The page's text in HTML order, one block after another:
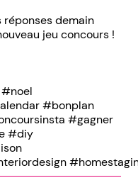
réponses demain
jeu concours !
#bonplan
#gagner
#diy